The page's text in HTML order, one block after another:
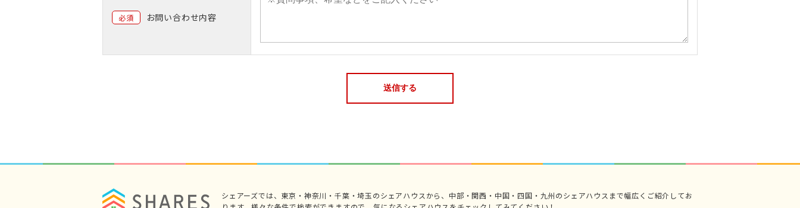
必須 お問い合わせ内容
シェアーズでは、東京・神奈川・千葉・埼玉のシェアハウスから、中部・関西・中国・四国・九州のシェアハウスまで幅広くご紹介してお